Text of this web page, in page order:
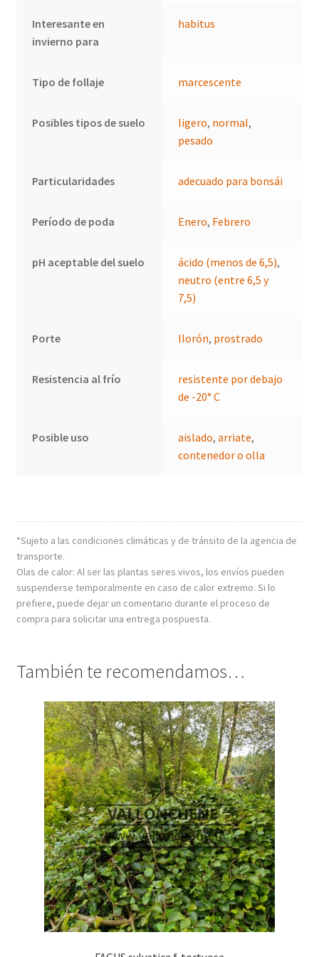
Interesante en
invierno para
habitus
Tipo de follaje marcescente
Posibles tipos de suelo ligero, normal,
pesado
Particularidades adecuado para bonsái
Período de poda Enero, Febrero
pH aceptable del suelo ácido (menos de 6,5),
neutro (entre 6,5 y
7,5)
Porte llorón, prostrado
Resistencia al frío
resistente por debajo
de -20° C
Posible uso aislado,arriate,
contenedor o olla
*Sujeto a las condiciones climáticas y de tránsito de la agencia de
transporte.
Olas de calor: Al ser las plantas seres vivos, los envíos pueden
suspenderse temporalmente en caso de calor extremo. Si lo
prefiere, puede dejar un comentario durante el proceso de
compra para solicitar una entrega pospuesta.
También te recomendamos…